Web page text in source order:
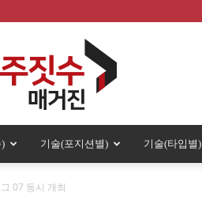
주
기술(포지션별) 기술(타입별)
07 동시 개최